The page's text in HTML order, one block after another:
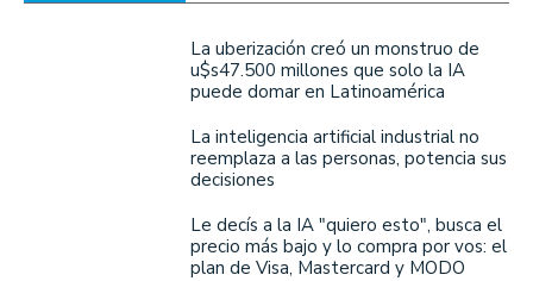
La uberización creó un monstruo de
u$s47.500 millones que solo la IA
puede domar en Latinoamérica
La inteligencia artificial industrial no
reemplaza a las personas, potencia sus
decisiones
Le decís a la IA "quiero esto", busca el
precio más bajo y lo compra por vos: el
plan de Visa, Mastercard y MODO